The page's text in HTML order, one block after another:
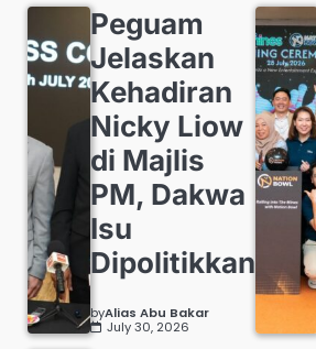
Peguam
Jelaskan
Kehadiran
Nicky Liow
di Majlis
PM, Dakwa
Isu
Dipolitikkan
byAlias Abu Bakar
July 30, 2026